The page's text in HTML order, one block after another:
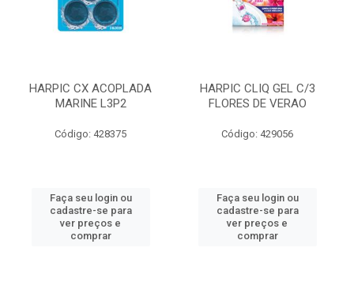
HARPIC CX ACOPLADA
MARINE L3P2
Código: 428375
Faça seu login ou
cadastre-se para
ver preços e
comprar
HARPIC CLIQ GEL C/3
FLORES DE VERAO
Código: 429056
Faça seu login ou
cadastre-se para
ver preços e
comprar